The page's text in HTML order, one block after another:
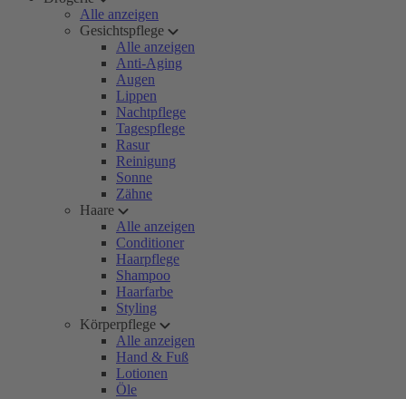
Alle anzeigen
Gesichtspflege
Alle anzeigen
Anti-Aging
Augen
Lippen
Nachtpflege
Tagespflege
Rasur
Reinigung
Sonne
Zähne
Haare
Alle anzeigen
Conditioner
Haarpflege
Shampoo
Haarfarbe
Styling
Körperpflege
Alle anzeigen
Hand & Fuß
Lotionen
Öle